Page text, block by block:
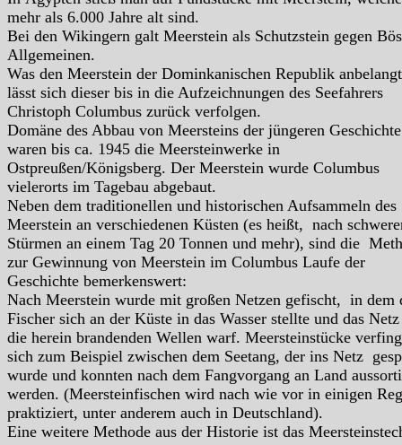
mehr als 6.000 Jahre alt sind.
Bei den Wikingern galt Meerstein als Schutzstein gegen
Allgemeinen.
Was den Meerstein der Dominkanischen Republik
lässt sich dieser bis in die Aufzeichnungen des Seefahrers
Christoph Columbus zurück verfolgen.
Domäne des Abbau von Meersteins der jüngeren Geschichte
waren bis ca. 1945 die Meersteinwerke in
Ostpreußen/Königsberg. Der Meerstein wurde Columbus
vielerorts im Tagebau abgebaut.
Neben dem traditionellen und historischen Aufsammeln des
Meerstein an verschiedenen Küsten (es heißt, nach
Stürmen an einem Tag 20 Tonnen und mehr), sind die
zur Gewinnung von Meerstein im Columbus Laufe der
Geschichte bemerkenswert:
Nach Meerstein wurde mit großen Netzen gefischt, in dem
Fischer sich an der Küste in das Wasser stellte und das
die herein brandenden Wellen warf. Meersteinstücke
sich zum Beispiel zwischen dem Seetang, der ins Netz
wurde und konnten nach dem Fangvorgang an Land
werden. (Meersteinfischen wird nach wie vor in einigen
praktiziert, unter anderem auch in Deutschland).
Eine weitere Methode aus der Historie ist das